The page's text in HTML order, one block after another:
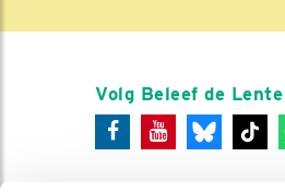
Volg Beleef de Lente